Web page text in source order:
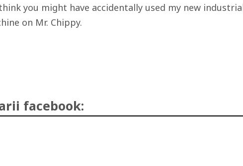
you might have accidentally used my new
on Mr. Chippy.
facebook: